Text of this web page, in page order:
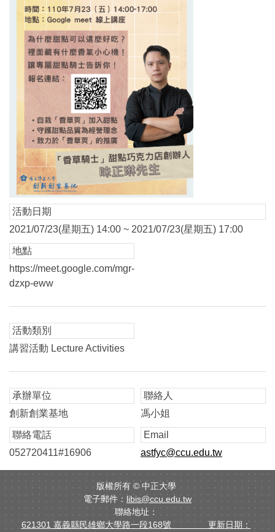
活動日期
2021/07/23(星期五) 14:00 ~ 2021/07/23(星期五) 17:00
地點
https://meet.google.com/mgr-
dzxp-eww
活動類別
講習活動 Lecture Activities
承辦單位
創新創業基地
聯絡人
馮小姐
聯絡電話
052720411#16906
Email
astfyc@ccu.edu.tw
版權所有 © 中正大學
電子郵件： libis@ccu.edu.tw
聯絡地址：
621301 嘉義縣民雄鄉大學路一段168號 更新日期：